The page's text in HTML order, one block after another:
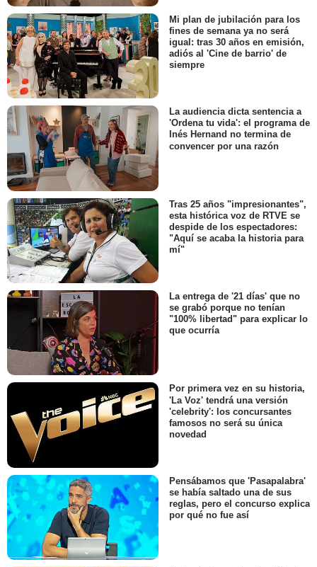
Mi plan de jubilación para los
fines de semana ya no será
igual: tras 30 años en emisión,
adiós al 'Cine de barrio' de
siempre
La audiencia dicta sentencia a
'Ordena tu vida': el programa de
Inés Hernand no termina de
convencer por una razón
Tras 25 años "impresionantes",
esta histórica voz de RTVE se
despide de los espectadores:
"Aquí se acaba la historia para
mí"
La entrega de '21 días' que no
se grabó porque no tenían
"100% libertad" para explicar lo
que ocurría
Por primera vez en su historia,
'La Voz' tendrá una versión
'celebrity': los concursantes
famosos no será su única
novedad
Pensábamos que 'Pasapalabra'
se había saltado una de sus
reglas, pero el concurso explica
por qué no fue así